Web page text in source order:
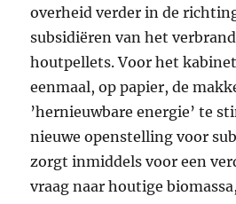
overheid verder in de
subsidiëren van het
houtpellets. Voor het
eenmaal, op papier, de
’hernieuwbare energie’ te
nieuwe openstelling voor
zorgt inmiddels voor een
vraag naar houtige